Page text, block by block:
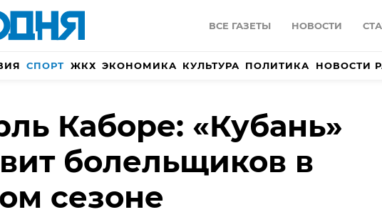
ВСЕ ГАЗЕТЫ НОВОСТИ
СПОРТ ЖКХ ЭКОНОМИКА КУЛЬТУРА ПОЛИТИКА НОВОСТИ
Каборе: «Кубань»
болельщиков в
сезоне